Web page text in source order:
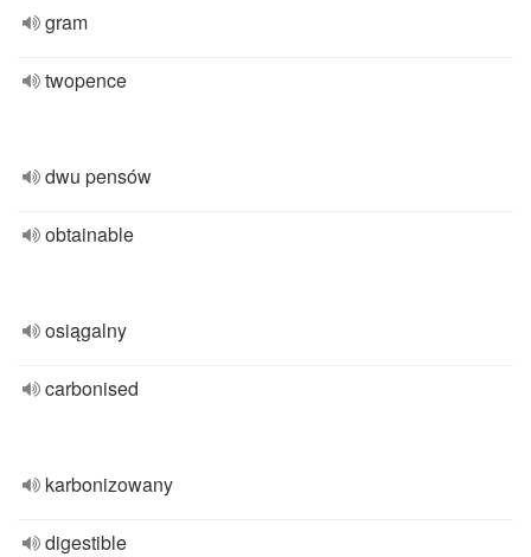
gram
twopence
dwu pensów
obtainable
osiągalny
carbonised
karbonizowany
digestible